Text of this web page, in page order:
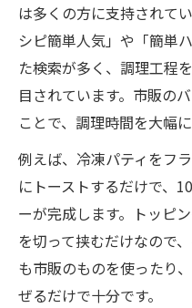
は多くの方に支持されて
シピ簡単人気」や「簡単
た検索が多く、調理工程
目されています。市販の
ことで、調理時間を大幅
例えば、冷凍パティをフ
にトーストするだけで、
ーが完成します。トッピ
を切って挟むだけなので
も市販のものを使ったり
ぜるだけで十分です。